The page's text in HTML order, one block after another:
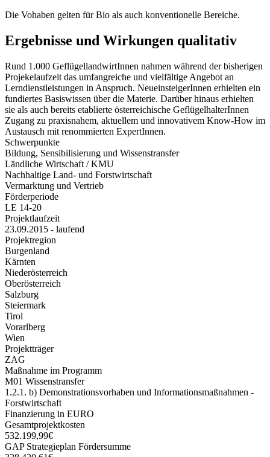
Die Vohaben gelten für Bio als auch konventionelle Bereiche.
Ergebnisse und Wirkungen qualitativ
Rund 1.000 GeflügellandwirtInnen nahmen während der bisherigen
Projekelaufzeit das umfangreiche und vielfältige Angebot an
Lerndienstleistungen in Anspruch. NeueinsteigerInnen erhielten ein
fundiertes Basiswissen über die Materie. Darüber hinaus erhielten
sie als auch bereits etablierte österreichische GeflügelhalterInnen
Zugang zu praxisnahem, aktuellem und innovativem Know-How im
Austausch mit renommierten ExpertInnen.
Schwerpunkte
Bildung, Sensibilisierung und Wissenstransfer
Ländliche Wirtschaft / KMU
Nachhaltige Land- und Forstwirtschaft
Vermarktung und Vertrieb
Förderperiode
LE 14-20
Projektlaufzeit
23.09.2015 - laufend
Projektregion
Burgenland
Kärnten
Niederösterreich
Oberösterreich
Salzburg
Steiermark
Tirol
Vorarlberg
Wien
Projektträger
ZAG
Maßnahme im Programm
M01 Wissenstransfer
1.2.1. b) Demonstrationsvorhaben und Informationsmaßnahmen -
Forstwirtschaft
Finanzierung in EURO
Gesamtprojektkosten
532.199,99€
GAP Strategieplan Fördersumme